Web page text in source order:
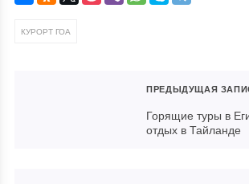
КУРОРТ ГОА
ПРЕДЫДУЩАЯ
Горящие туры в
отдых в Тайланде